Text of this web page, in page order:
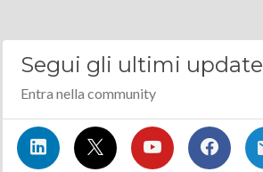
Segui gli ultimi update
Entra nella community